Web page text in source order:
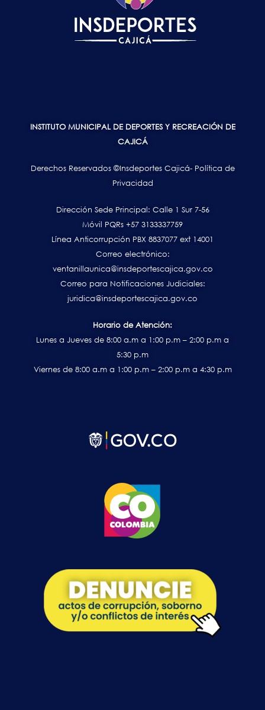
INSTITUTO MUNICIPAL DE DEPORTES Y RECREACIÓN DE
CAJICÁ
Derechos Reservados ©Insdeportes Cajicá- Política de
Privacidad
Dirección Sede Principal: Calle 1 Sur 7-56
Móvil PQRs +57 3133337759
Línea Anticorrupción PBX 8837077 ext 14001
Correo electrónico:
ventanillaunica@insdeportescajica.gov.co
Correo para Notificaciones Judiciales:
juridica@insdeportescajica.gov.co
Horario de Atención:
Lunes a Jueves de 8:00 a.m a 1:00 p.m – 2:00 p.m a
5:30 p.m
Viernes de 8:00 a.m a 1:00 p.m – 2:00 p.m a 4:30 p.m